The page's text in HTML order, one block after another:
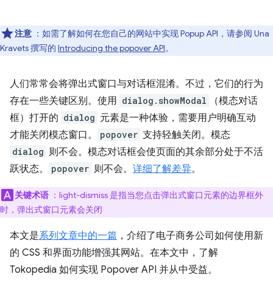
注意 ：如需了解如何在您自己的网站中实现 Popup API，请参阅 Una
Kravets 撰写的 Introducing the popover API。
人们常常会将弹出式窗口与对话框混淆。不过，它们的行为
存在一些关键区别。使用 dialog.showModal
（模态对话
框）打开的 dialog 元素是一种体验，需要用户明确互动
才能关闭模态窗口。
popover 支持轻触关闭。模态
dialog 则不会。模态对话框会使页面的其余部分处于不活
跃状态。
popover 则不会。 详细了解差异。
关键术语 ：light-dismiss 是指当您点击弹出式窗口元素的边界框外
时，弹出式窗口元素会关闭
本文是系列文章中的一篇 ，介绍了电子商务公司如何使用新
的 CSS 和界面功能增强其网站。在本文中，了解
Tokopedia 如何实现 Popover API 并从中受益。